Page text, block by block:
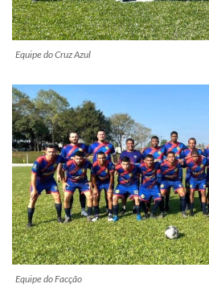
Equipe do Cruz Azul
Equipe do Facção